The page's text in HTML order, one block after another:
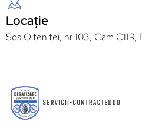
Locație
Sos Oltenitei, nr 103, Cam